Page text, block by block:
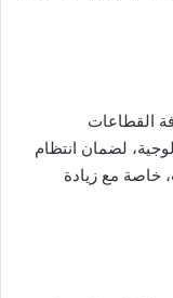
القطاعات
لضمان انتظام
خاصة مع زيادة